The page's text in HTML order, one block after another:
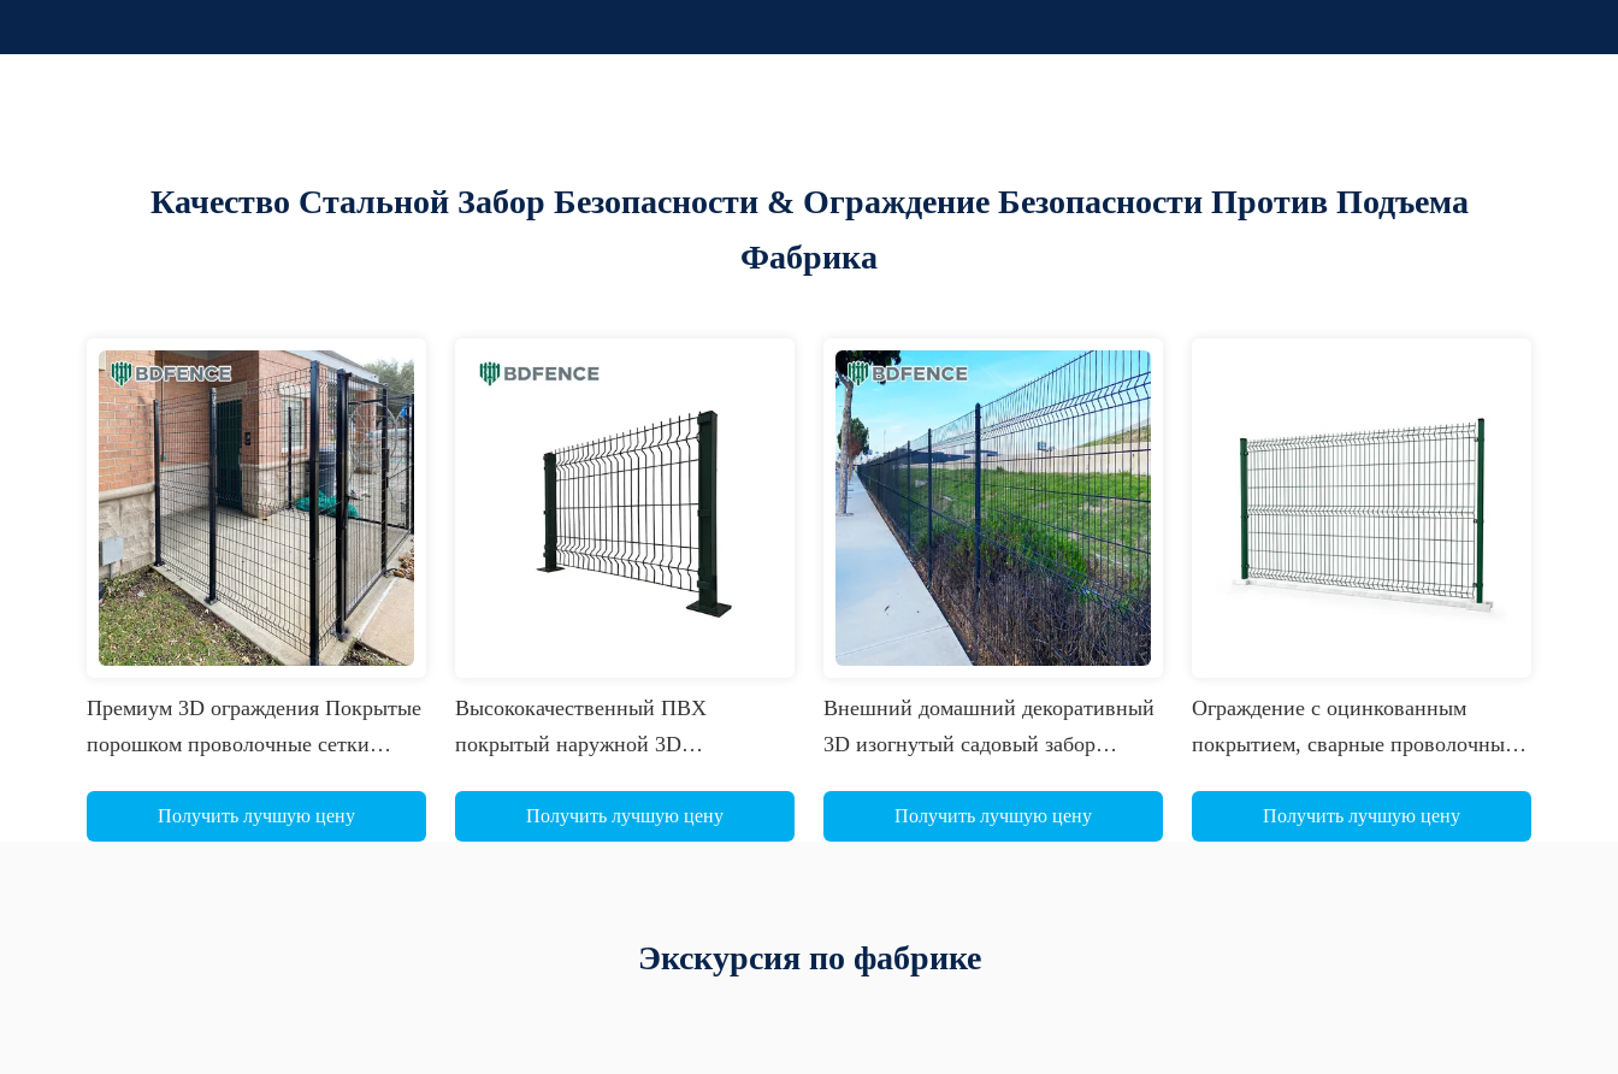
Качество Стальной Забор Безопасности & Ограждение Безопасности Против Подъема
Фабрика
Премиум 3D ограждения Покрытые
порошком проволочные сетки
автомагистраль подстанции
Получить лучшую цену
Высококачественный ПВХ
покрытый наружной 3D
легкая установка оцинкованные
Получить лучшую цену
Внешний домашний декоративный
3D изогнутый садовый забор
Безопасность Металлическая рама
Получить лучшую цену
Ограждение с оцинкованным
покрытием, сварные проволочные
ограждения, панель для защиты
Получить лучшую цену
Экскурсия по фабрике